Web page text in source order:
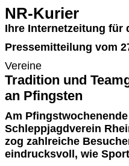
NR-Kurier
Ihre Internetzeitung für
Pressemitteilung vom
Vereine
Tradition und
an Pfingsten
Am
Schleppjagdverein
zog zahlreiche
eindrucksvoll, wie